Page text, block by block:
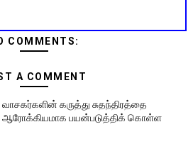
COMMENTS:
A COMMENT
கருத்து சுதந்திரத்தை
ஆரோக்கியமாக பயன்படுத்திக் கொள்ள